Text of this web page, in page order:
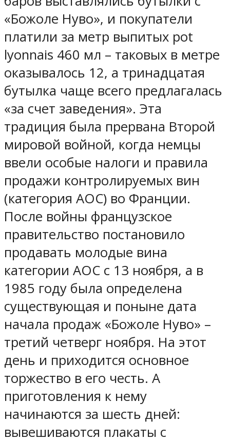
«Божоле Нуво», и покупатели
платили за метр выпитых pot
lyonnais 460 мл – таковых в метре
оказывалось 12, а тринадцатая
бутылка чаще всего предлагалась
«за счет заведения». Эта
традиция была прервана Второй
мировой войной, когда немцы
ввели особые налоги и правила
продажи контролируемых вин
(категория АОС) во Франции.
После войны французское
правительство постановило
продавать молодые вина
категории АОС с 13 ноября, а в
1985 году была определена
существующая и поныне дата
начала продаж «Божоле Нуво» –
третий четверг ноября. На этот
день и приходится основное
торжество в его честь. А
приготовления к нему
начинаются за шесть дней:
вывешиваются плакаты с